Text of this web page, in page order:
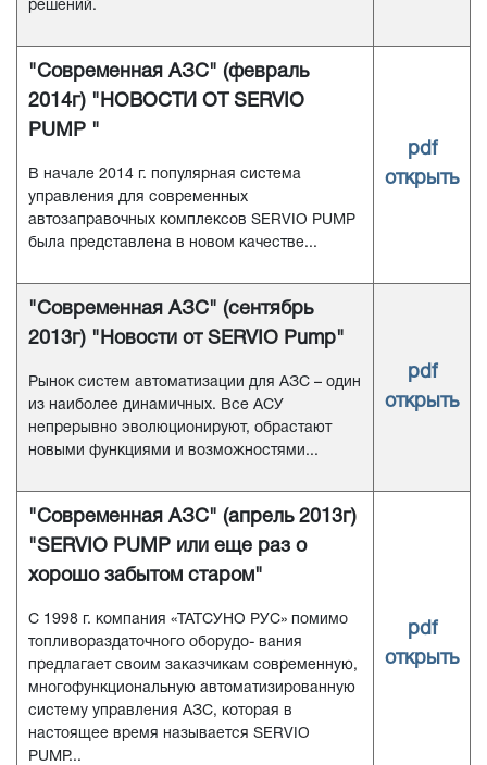
решений.
"Современная АЗС" (февраль
2014г) "НОВОСТИ ОТ SERVIO
PUMP "
В начале 2014 г. популярная система
управления для современных
автозаправочных комплексов SERVIO PUMP
была представлена в новом качестве...
pdf
открыть
"Современная АЗС" (сентябрь
2013г) "Новости от SERVIO Pump"
Рынок систем автоматизации для АЗС – один
из наиболее динамичных. Все АСУ
непрерывно эволюционируют, обрастают
новыми функциями и возможностями...
pdf
открыть
"Современная АЗС" (апрель 2013г)
"SERVIO PUMP или еще раз о
хорошо забытом старом"
С 1998 г. компания «ТАТСУНО РУС» помимо
топливораздаточного оборудо- вания
предлагает своим заказчикам современную,
многофункциональную автоматизированную
систему управления АЗС, которая в
настоящее время называется SERVIO
PUMP...
pdf
открыть